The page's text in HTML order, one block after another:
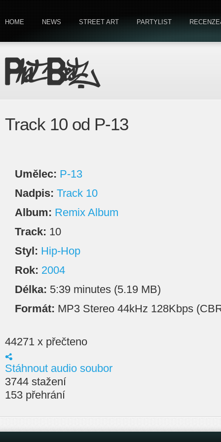
HOME NEWS STREET ART PARTYLIST
Track 10 od P-13
Umělec: P-13
Nadpis: Track 10
Album: Remix Album
Track: 10
Styl: Hip-Hop
Rok: 2004
Délka: 5:39 minutes (5.19 MB)
Formát: MP3 Stereo 44kHz 128Kbps
44271 x přečteno
Stáhnout audio soubor
3744 stažení
153 přehrání